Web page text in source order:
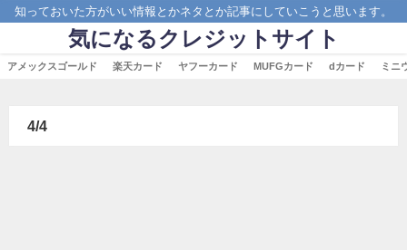
知っておいた方がいい情報とかネタとか記事にしていこうと思います。
気になるクレジットサイト
アメックスゴールド 楽天カード ヤフーカード MUFGカード dカード ミニ
4/4